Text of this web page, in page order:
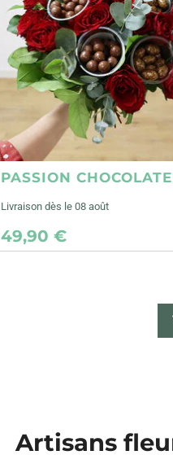
PASSION
Livraison dès le 08 août
49,90 €
Artisans